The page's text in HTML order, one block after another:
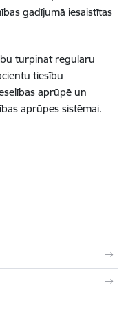
gadījumā iesaistītas
turpināt regulāru
tiesību
aprūpē un
aprūpes sistēmai.